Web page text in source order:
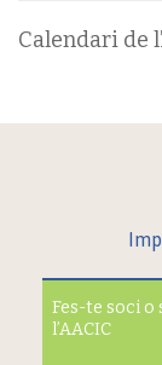
Calendari de
Fes-te soci o
l’AACIC